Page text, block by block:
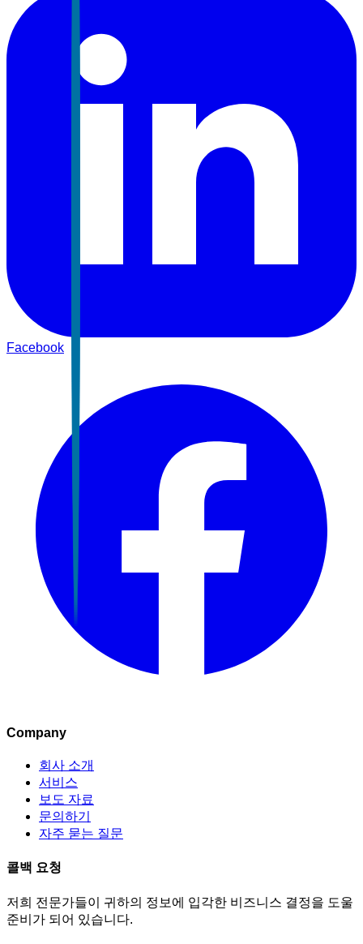
Facebook
Company
회사 소개
서비스
보도 자료
문의하기
자주 묻는 질문
콜백 요청
저희 전문가들이 귀하의 정보에 입각한 비즈니스 결정을 도울
준비가 되어 있습니다.